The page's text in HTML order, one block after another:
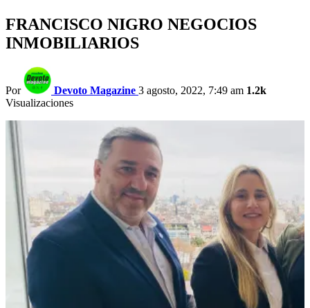
FRANCISCO NIGRO NEGOCIOS
INMOBILIARIOS
Por Devoto Magazine 3 agosto, 2022, 7:49 am 1.2k
Visualizaciones